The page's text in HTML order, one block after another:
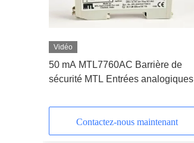
Vidéo
50 mA MTL7760AC Barrière de
sécurité MTL Entrées analogiques
Contactez-nous maintenant